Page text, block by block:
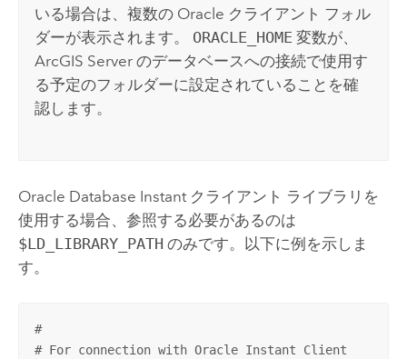
いる場合は、複数の Oracle クライアント フォル
ダーが表示されます。 ORACLE_HOME 変数が、
ArcGIS Server のデータベースへの接続で使用す
る予定のフォルダーに設定されていることを確
認します。
Oracle Database Instant クライアント ライブラリを
使用する場合、参照する必要があるのは
$LD_LIBRARY_PATH のみです。以下に例を示しま
す。
#
# For connection with Oracle Instant Client